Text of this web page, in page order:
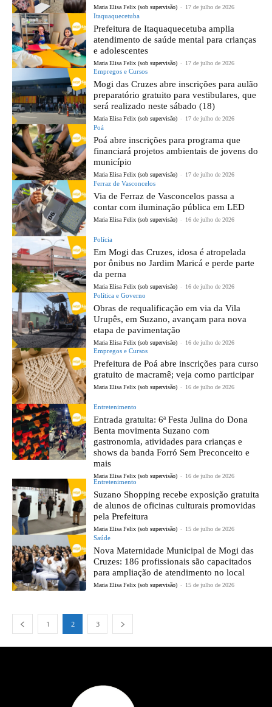
Maria Elisa Felix (sob supervisão) - 17 de julho de 2026
Itaquaquecetuba
Prefeitura de Itaquaquecetuba amplia
atendimento de saúde mental para crianças
e adolescentes
Maria Elisa Felix (sob supervisão) - 17 de julho de 2026
Empregos e Cursos
Mogi das Cruzes abre inscrições para aulão
preparatório gratuito para vestibulares, que
será realizado neste sábado (18)
Maria Elisa Felix (sob supervisão) - 17 de julho de 2026
Poá
Poá abre inscrições para programa que
financiará projetos ambientais de jovens do
município
Maria Elisa Felix (sob supervisão) - 17 de julho de 2026
Ferraz de Vasconcelos
Via de Ferraz de Vasconcelos passa a
contar com iluminação pública em LED
Maria Elisa Felix (sob supervisão) - 16 de julho de 2026
Polícia
Em Mogi das Cruzes, idosa é atropelada
por ônibus no Jardim Maricá e perde parte
da perna
Maria Elisa Felix (sob supervisão) - 16 de julho de 2026
Política e Governo
Obras de requalificação em via da Vila
Urupês, em Suzano, avançam para nova
etapa de pavimentação
Maria Elisa Felix (sob supervisão) - 16 de julho de 2026
Empregos e Cursos
Prefeitura de Poá abre inscrições para curso
gratuito de macramê; veja como participar
Maria Elisa Felix (sob supervisão) - 16 de julho de 2026
Entretenimento
Entrada gratuita: 6ª Festa Julina do Dona
Benta movimenta Suzano com
gastronomia, atividades para crianças e
shows da banda Forró Sem Preconceito e
mais
Maria Elisa Felix (sob supervisão) - 16 de julho de 2026
Entretenimento
Suzano Shopping recebe exposição gratuita
de alunos de oficinas culturais promovidas
pela Prefeitura
Maria Elisa Felix (sob supervisão) - 15 de julho de 2026
Saúde
Nova Maternidade Municipal de Mogi das
Cruzes: 186 profissionais são capacitados
para ampliação de atendimento no local
Maria Elisa Felix (sob supervisão) - 15 de julho de 2026
1 2 3